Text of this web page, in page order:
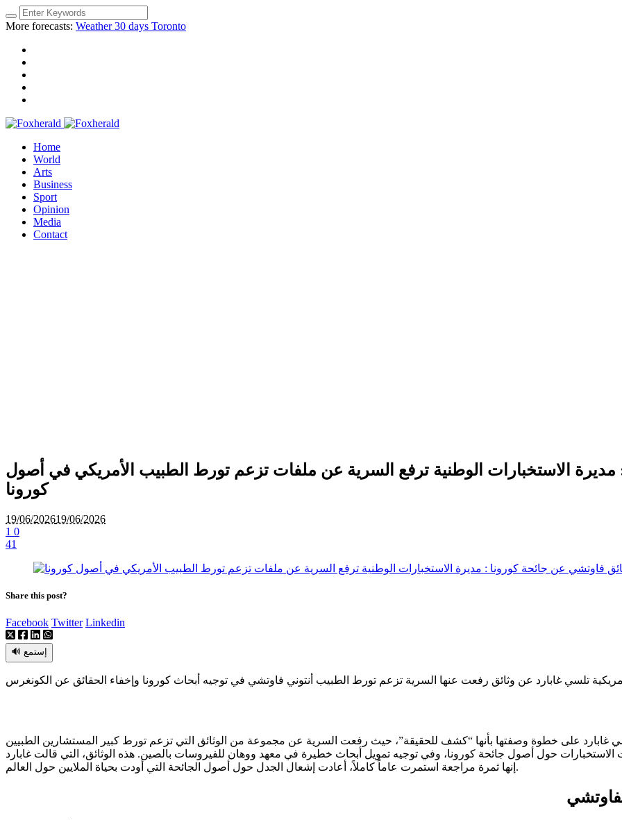
More forecasts: Weather 30 days Toronto
Home
World
Arts
Business
Sport
Opinion
Media
Contact
الاستخبارات الوطنية ترفع السرية عن ملفات تزعم تورط الطبيب الأمريكي في أصول
كورونا
19/06/202619/06/2026
1 0
41
Share this post?
Facebook Twitter Linkedin
🔊 إستمع
تلسي غابارد على خطوة وصفتها بأنها “كشف للحقيقة”، حيث رفعت السرية عن مجموعة من الوثائق التي تزعم تورط كبير المستشارين الطبيين
الاستخبارات حول أصول جائحة كورونا، وفي توجيه تمويل أبحاث خطيرة في معهد ووهان للفيروسات بالصين. هذه الوثائق، التي قالت غابارد
إنها ثمرة مراجعة استمرت عاماً كاملاً، أعادت إشعال الجدل حول أصول الجائحة التي أودت بحياة الملايين حول العالم .